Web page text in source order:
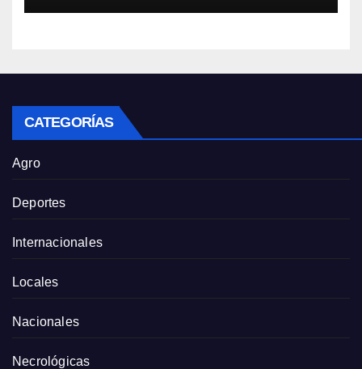
CATEGORÍAS
Agro
Deportes
Internacionales
Locales
Nacionales
Necrológicas